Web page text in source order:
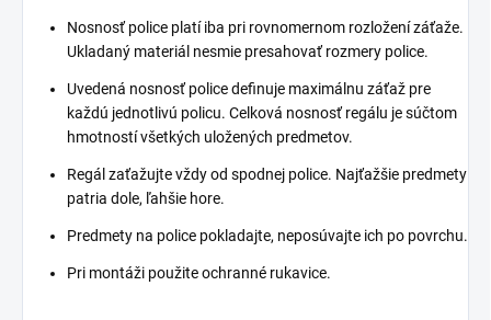
Nosnosť police platí iba pri rovnomernom rozložení záťaže.
Ukladaný materiál nesmie presahovať rozmery police.
Uvedená nosnosť police definuje maximálnu záťaž pre
každú jednotlivú policu. Celková nosnosť regálu je súčtom
hmotností všetkých uložených predmetov.
Regál zaťažujte vždy od spodnej police. Najťažšie predmety
patria dole, ľahšie hore.
Predmety na police pokladajte, neposúvajte ich po povrchu.
Pri montáži použite ochranné rukavice.